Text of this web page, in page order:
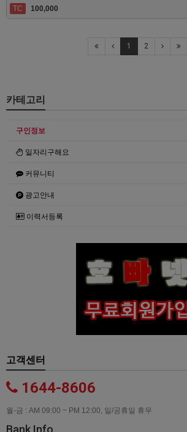
TC
100,000
1 2
카테고리
구인정보
일자리구해요
커뮤니티
광고안내
이력서등록
고객센터
1644-8606
월-금 : AM 09:00 ~ PM 12:00, 일/공휴일 휴무
Bank Info